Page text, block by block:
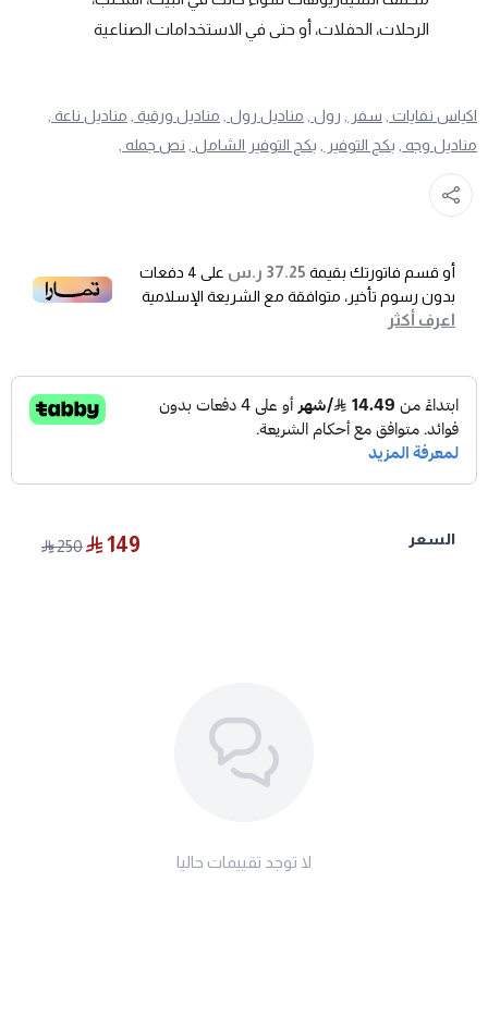
الرحلات، الحفلات، أو حتى في الاستخدامات الصناعية
اكياس نفايات , سفر , رول , مناديل رول , مناديل ورقية , مناديل ناعة ,
مناديل وجه , بكج التوفير , بكج التوفير الشامل , نص جمله ,
أو قسم فاتورتك بقيمة 37.25 ر.س على 4 دفعات
بدون رسوم تأخير، متوافقة مع الشريعة الإسلامية
اعرف أكثر
السعر 149
250
لا توجد تقييمات حاليا